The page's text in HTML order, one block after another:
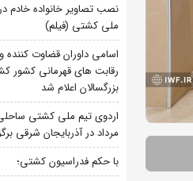
نصب تصاویر خانواده خادم
ملی کشتی (فیلم)
اسامی داوران قضاوت کننده
رقابت های قهرمانی کشور
بزرگسالان اعلام شد
مرداد در آذربایجان شرقی
با حکم فدراسیون کشتی؛